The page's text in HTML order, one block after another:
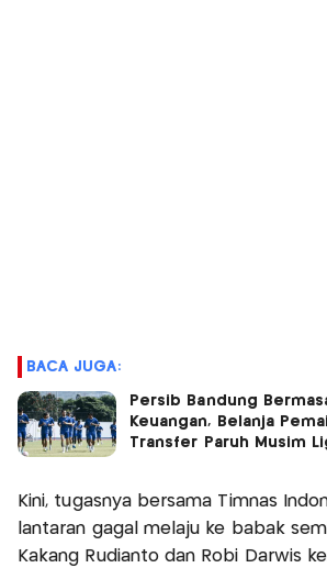
BACA JUGA:
Persib Bandung
Keuangan, Belanja
Transfer Paruh Musim
Kini, tugasnya bersama Timnas
lantaran gagal melaju ke babak
Kakang Rudianto dan Robi Darwis